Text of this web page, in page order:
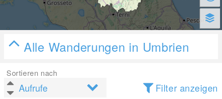
Alle Wanderungen in Umbrien
Sortieren nach
Filter anzeigen